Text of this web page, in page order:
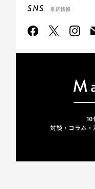
SNS 最新情報
10
対談・コラム